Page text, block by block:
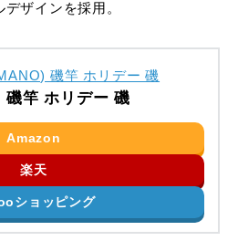
ザインを採用。
竿 ホリデー 磯
Amazon
楽天
ショッピング